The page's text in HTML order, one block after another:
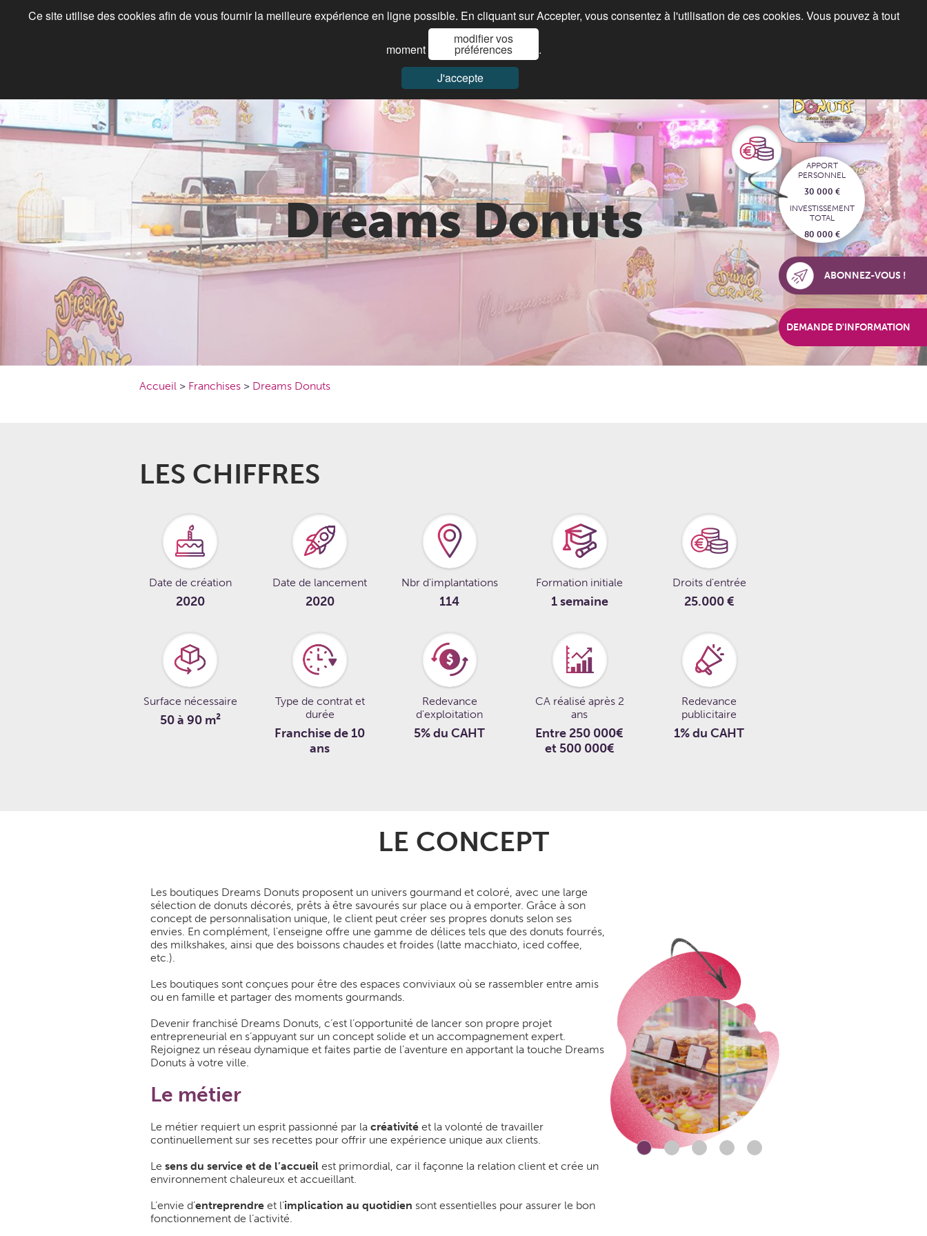
Paroles de franchisés
Dreams Donuts
Accueil > Franchises > Dreams Donuts
LES CHIFFRES
Date de création
2020
Date de lancement
2020
Nbr d'implantations
114
Formation initiale
1 semaine
Droits d'entrée
25.000 €
Surface nécessaire
50 à 90 m²
Type de contrat et
durée
Franchise de 10
ans
Redevance
d'exploitation
5% du CAHT
CA réalisé après 2
ans
Entre 250 000€
et 500 000€
Redevance
publicitaire
1% du CAHT
LE CONCEPT
Les boutiques Dreams Donuts proposent un univers gourmand et coloré, avec une large
sélection de donuts décorés, prêts à être savourés sur place ou à emporter. Grâce à son
concept de personnalisation unique, le client peut créer ses propres donuts selon ses
envies. En complément, l'enseigne offre une gamme de délices tels que des donuts fourrés,
des milkshakes, ainsi que des boissons chaudes et froides (latte macchiato, iced coffee,
etc.).
Les boutiques sont conçues pour être des espaces conviviaux où se rassembler entre amis
ou en famille et partager des moments gourmands.
Devenir franchisé Dreams Donuts, c’est l’opportunité de lancer son propre projet
entrepreneurial en s’appuyant sur un concept solide et un accompagnement expert.
Rejoignez un réseau dynamique et faites partie de l’aventure en apportant la touche Dreams
Donuts à votre ville.
Le métier
Le métier requiert un esprit passionné par la créativitéet la volonté de travailler
continuellement sur ses recettes pour offrir une expérience unique aux clients.
Le sens du service et de l’accueilest primordial, car il façonne la relation client et crée un
environnement chaleureux et accueillant.
L’envie d’entreprendreet l’implication au quotidien sont essentielles pour assurer le bon
fonctionnement de l’activité.
APPORT
PERSONNEL
30 000 €
INVESTISSEMENT
TOTAL
80 000 €
ABONNEZ-VOUS !
DEMANDE D'INFORMATION
Ce site utilise des cookies afin de vous fournir la meilleure expérience en ligne possible. En cliquant sur Accepter, vous consentez à l'utilisation de ces cookies. Vous pouvez à tout
moment
modifier vos
préférences
.
J'accepte